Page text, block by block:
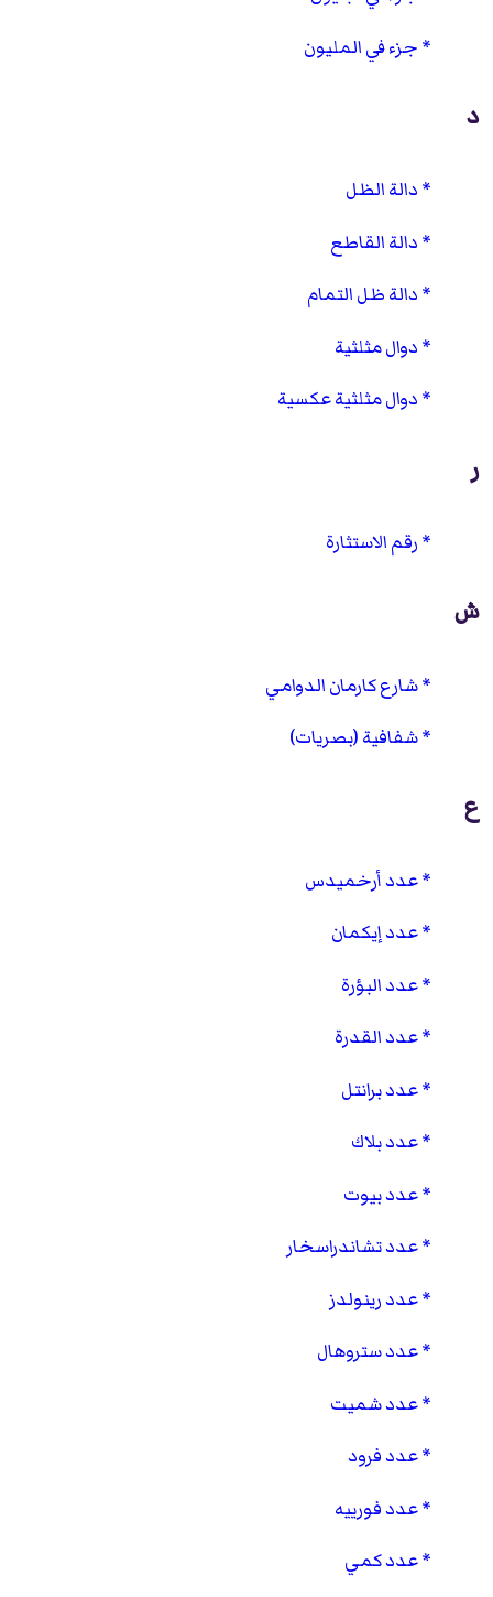
جزء في المليون
د
دالة الظل
دالة القاطع
دالة ظل التمام
دوال مثلثية
دوال مثلثية عكسية
ر
رقم الاستثارة
ش
شارع كارمان الدوامي
شفافية (بصريات)
ع
عدد أرخميدس
عدد إيكمان
عدد البؤرة
عدد القدرة
عدد برانتل
عدد بلاك
عدد بيوت
عدد تشاندراسخار
عدد رينولدز
عدد ستروهال
عدد شميت
عدد فرود
عدد فورييه
عدد كمي